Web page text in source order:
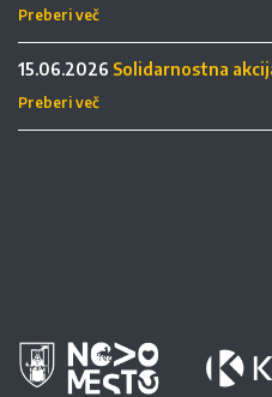
Preberi več
15.06.2026 Solidarnostna
Preberi več